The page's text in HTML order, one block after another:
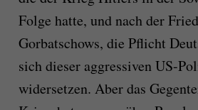
Folge hatte, und nach der
Gorbatschows, die Pflicht
sich dieser aggressiven US-
widersetzen. Aber das